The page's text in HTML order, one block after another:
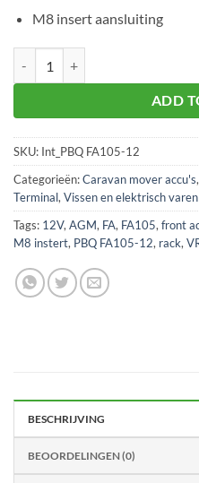
M8 insert aansluiting
ADD
SKU: Int_PBQ FA105-12
Categorieën:Caravan mover accu's,
Terminal,Vissen en elektrisch varen
Tags: 12V,AGM, FA, FA105,front
M8 instert, PBQ FA105-12, rack,
BESCHRIJVING
BEOORDELINGEN (0)